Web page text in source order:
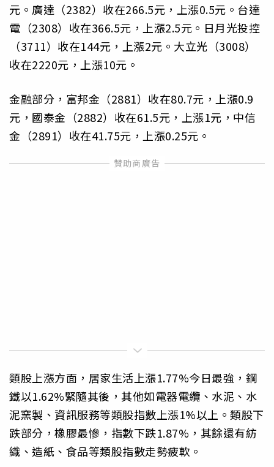
元。廣達（2382）收在266.5元，上漲0.5元。台達
電（2308）收在366.5元，上漲2.5元。日月光投控
（3711）收在144元，上漲2元。大立光（3008）
收在2220元，上漲10元。
金融部分，富邦金（2881）收在80.7元，上漲0.9
元，國泰金（2882）收在61.5元，上漲1元，中信
金（2891）收在41.75元，上漲0.25元。
類股上漲方面，居家生活上漲1.77%今日最強，鋼
鐵以1.62%緊隨其後，其他如電器電纜、水泥、水
泥窯製、資訊服務等類股指數上漲1%以上。類股下
跌部分，橡膠最慘，指數下跌1.87%，其餘還有紡
織、造紙、食品等類股指數走勢疲軟。